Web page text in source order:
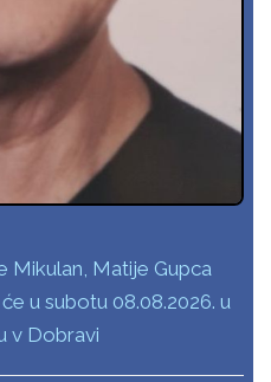
Mikulan, Matije Gupca
u subotu 08.08.2026. u
v Dobravi